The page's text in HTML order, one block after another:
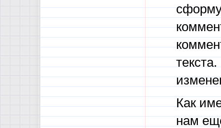
Как
нам